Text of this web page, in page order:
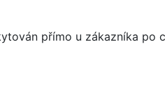
přímo u zákazníka po